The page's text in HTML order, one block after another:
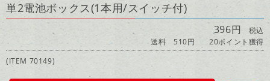
単2電池ボックス(1本用/スイッチ付)
396円 税込
送料 510円
20ポイント獲得
(ITEM 70149)